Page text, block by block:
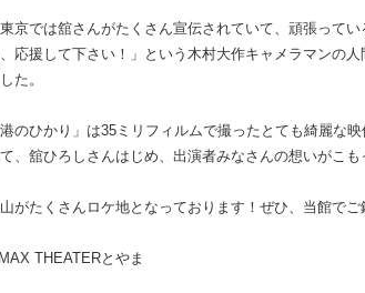
東京では舘さんがたくさん宣伝されていて、頑張って
応援して下さい！」という木村大作キャメラマンの
た。
港のひかり」は35ミリフィルムで撮ったとても綺麗な
、舘ひろしさんはじめ、出演者みなさんの想いがこも
がたくさんロケ地となっております！ぜひ、当館でご
THEATERとやま